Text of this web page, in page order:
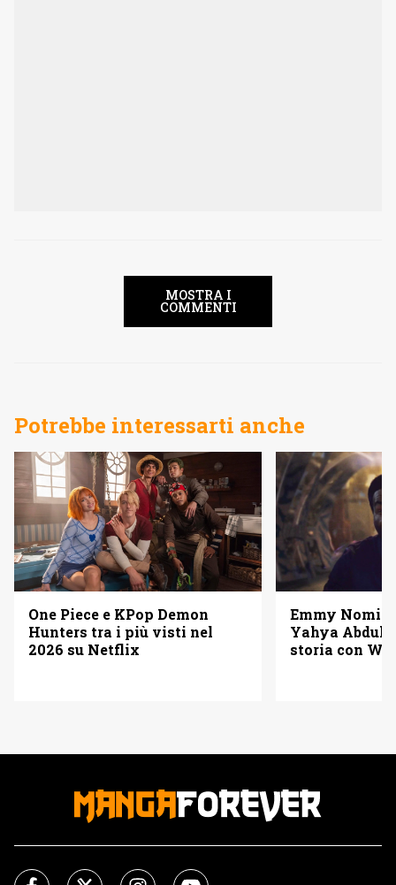
MOSTRA I
COMMENTI
Potrebbe interessarti anche
One Piece e KPop Demon
Hunters tra i più visti nel
2026 su Netflix
Emmy
Yahya Abdul-
storia con